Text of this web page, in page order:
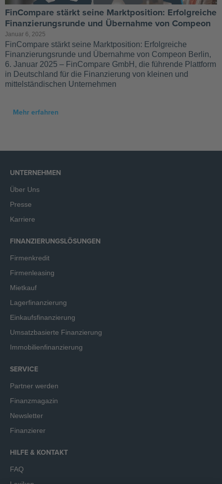
FinCompare stärkt seine Marktposition: Erfolgreiche
Finanzierungsrunde und Übernahme von Compeon
Januar 6, 2025
FinCompare stärkt seine Marktposition: Erfolgreiche
Finanzierungsrunde und Übernahme von Compeon Berlin,
6. Januar 2025 – FinCompare GmbH, die führende Plattform
in Deutschland für die Finanzierung von kleinen und
mittelständischen Unternehmen
Mehr erfahren
UNTERNEHMEN
Über Uns
Presse
Karriere
FINANZIERUNGSLÖSUNGEN
Firmenkredit
Firmenleasing
Mietkauf
Lagerfinanzierung
Einkaufsfinanzierung
Umsatzbasierte Finanzierung
Immobilienfinanzierung
SERVICE
Partner werden
Finanzmagazin
Newsletter
Finanzierer
HILFE & KONTAKT
FAQ